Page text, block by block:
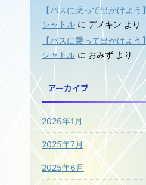
【バスに乗って出かけよ
シャトル に デメキン より
【バスに乗って出かけよ
シャトル に おみず より
アーカイブ
2026年1月
2025年7月
2025年6月